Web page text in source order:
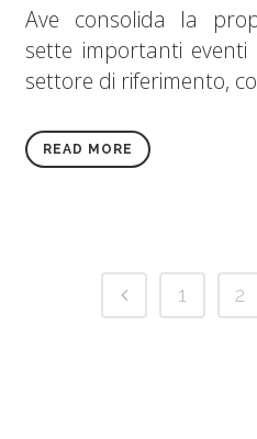
Ave consolida la
sette importanti
settore di riferimento,
READ MORE
1 2